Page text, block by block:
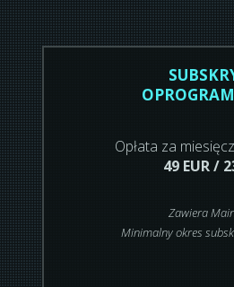
Opłata za
49 EUR /
Zawiera
Minimalny okres